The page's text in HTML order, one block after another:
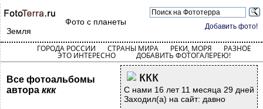
Добавить фото!
Фото с планеты
Земля
ГОРОДА РОССИИ СТРАНЫ МИРА РЕКИ, МОРЯ РАЗНОЕ
ЭТО ИНТЕРЕСНО ДОБАВИТЬ ФОТОГАЛЕРЕЮ!
ккк
С нами 16 лет 11 месяца 29 дней
Заходил(а) на сайт: давно
Все фотоальбомы
автора ккк